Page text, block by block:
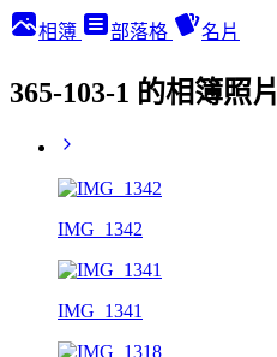
相簿 部落格 名片
365-103-1 的相簿照片
IMG_1342
IMG_1341